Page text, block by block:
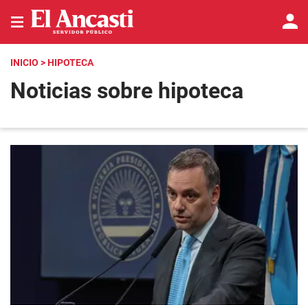
INICIO > HIPOTECA
Noticias sobre hipoteca